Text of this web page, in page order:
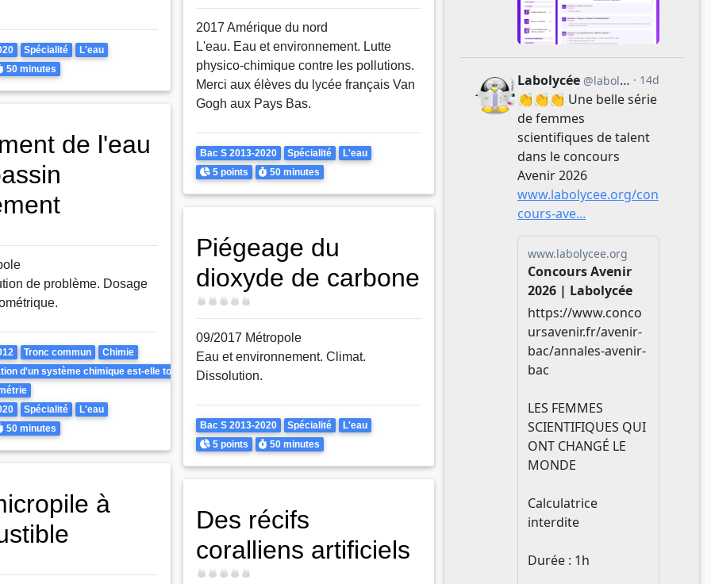
Spécialité L'eau
50 minutes
2017 Amérique du nord
L'eau. Eau et environnement. Lutte
physico-chimique contre les pollutions.
Merci aux élèves du lycée français Van
Gogh aux Pays Bas.
Theme
Bac S 2013-2020 Spécialité L'eau
Points
5 points Durée
50 minutes
de l'eau
de problème. Dosage
Tronc commun
Chimie
d'un système chimique est-elle toujours rapide ?
Spécialité L'eau
50 minutes
Piégeage du
dioxyde de carbone
Difficulté
09/2017 Métropole
Eau et environnement. Climat.
Dissolution.
Theme
Bac S 2013-2020 Spécialité L'eau
Points
5 points Durée
50 minutes
à
Des récifs
coralliens artificiels
Difficulté